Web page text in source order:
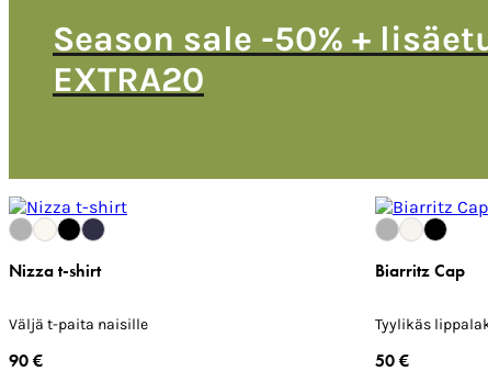
Season sale -50% +
EXTRA20
Nizza t-shirt
Väljä t-paita naisille
90 €
Biarritz Cap
Tyylikäs
50 €